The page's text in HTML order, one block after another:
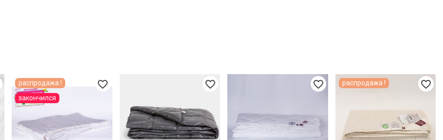
favorite_border
распродажа !
закончился
favorite_border favorite_border favorite_border
распродажа !